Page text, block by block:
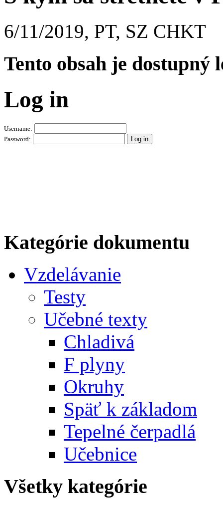
6/11/2019, PT, SZ CHKT
Tento obsah je dostupný
Log in
Username:
Password:
Kategórie dokumentu
Vzdelávanie
Testy
Učebné texty
Chladivá
F plyny
Okruhy
Späť k základom
Tepelné čerpadlá
Učebnice
Všetky kategórie